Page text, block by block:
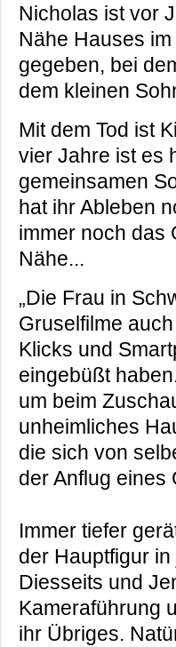
Nicholas ist vor
Nähe Hauses
gegeben, bei
dem kleinen
Mit dem Tod ist
vier Jahre ist es
gemeinsamen
hat ihr Ableben
immer noch das
Nähe...
„Die Frau in
Gruselfilme
Klicks und
eingebüßt
um beim
unheimliches
die sich von
der Anflug eines
Immer tiefer
der Hauptfigur
Diesseits und
Kameraführung
ihr Übriges.